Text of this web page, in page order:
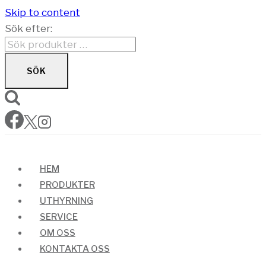
Skip to content
Sök efter:
SÖK
HEM
PRODUKTER
UTHYRNING
SERVICE
OM OSS
KONTAKTA OSS